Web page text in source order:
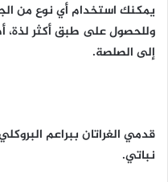
يمكنك استخدام أي نوع من
وللحصول على طبق أكثر لذة،
إلى الصلصة.
قدمي الغراتان ببراعم
نباتي.